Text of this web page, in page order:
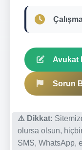
Avukat
Sorun
⚠️ Dikkat:
olursa olsun,
SMS, WhatsApp,